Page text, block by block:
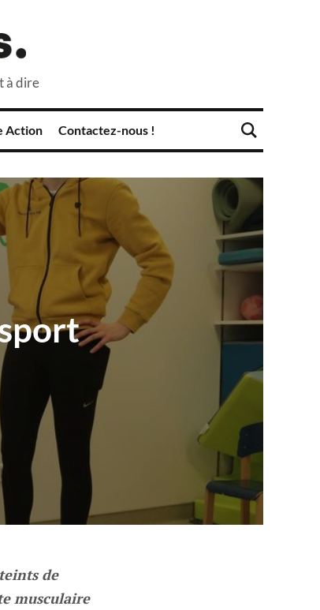
à dire
Action Contactez-nous !
de
musculaire